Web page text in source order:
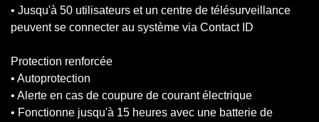
• Jusqu'à 50 utilisateurs et un centre de télésurveillance
peuvent se connecter au système via Contact ID
Protection renforcée
• Autoprotection
• Alerte en cas de coupure de courant électrique
• Fonctionne jusqu'à 15 heures avec une batterie de